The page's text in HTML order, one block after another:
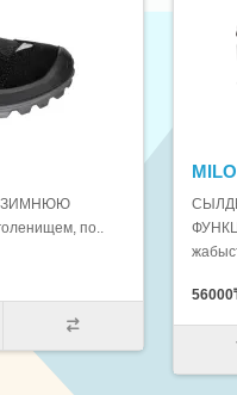
ЗИМНЮЮ
по..